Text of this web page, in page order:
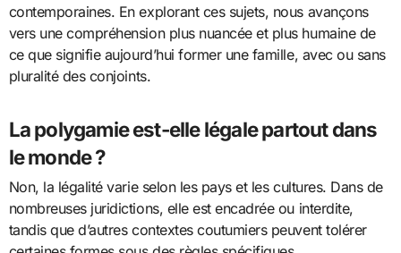
contemporaines. En explorant ces sujets, nous avançons
vers une compréhension plus nuancée et plus humaine de
ce que signifie aujourd’hui former une famille, avec ou sans
pluralité des conjoints.
La polygamie est-elle légale partout dans
le monde ?
Non, la légalité varie selon les pays et les cultures. Dans de
nombreuses juridictions, elle est encadrée ou interdite,
tandis que d’autres contextes coutumiers peuvent tolérer